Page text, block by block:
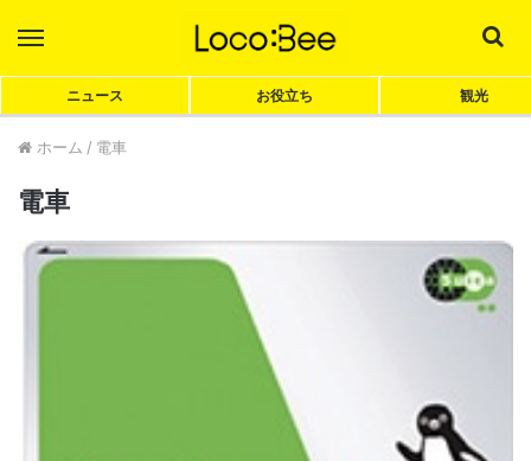
ニュース お役立ち 観光
ホーム / 電車
電車